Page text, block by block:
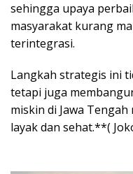
sehingga upaya
masyarakat kurang
terintegrasi.
Langkah strategis ini
tetapi juga
miskin di Jawa
layak dan sehat.**(